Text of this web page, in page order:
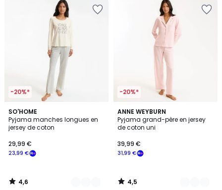
-20%*
SO'HOME
Pyjama manches longues en
jersey de coton
23,99 €
29,99 €
4,6
/ 5
3
Couleurs
4,6
/
-20%*
ANNE WEYBURN
Pyjama grand-père en jersey
de coton uni
31,99 €
39,99 €
4,5
/ 5
2
Couleurs
4,5
/